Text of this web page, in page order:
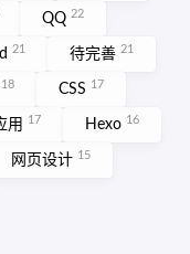
QQ 22
21 待完善 21
18 CSS 17
用 17 Hexo 16
网页设计 15